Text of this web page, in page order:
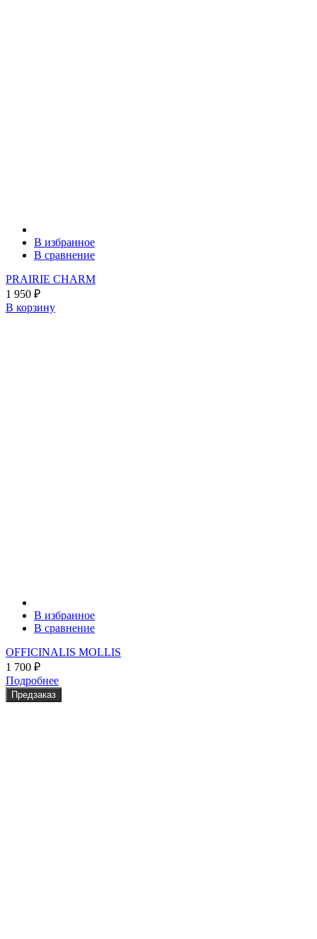
В избранное
В сравнение
PRAIRIE CHARM
1 950 ₽
В корзину
В избранное
В сравнение
OFFICINALIS MOLLIS
1 700 ₽
Подробнее
Предзаказ